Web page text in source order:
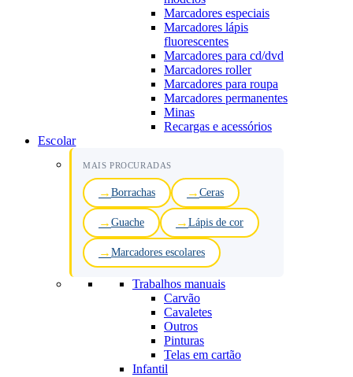
Marcadores especiais
Marcadores lápis
fluorescentes
Marcadores para cd/dvd
Marcadores roller
Marcadores para roupa
Marcadores permanentes
Minas
Recargas e acessórios
Escolar
MAIS PROCURADAS
Borrachas Ceras
Guache Lápis de cor
Marcadores escolares
Trabalhos manuais
Carvão
Cavaletes
Outros
Pinturas
Telas em cartão
Infantil